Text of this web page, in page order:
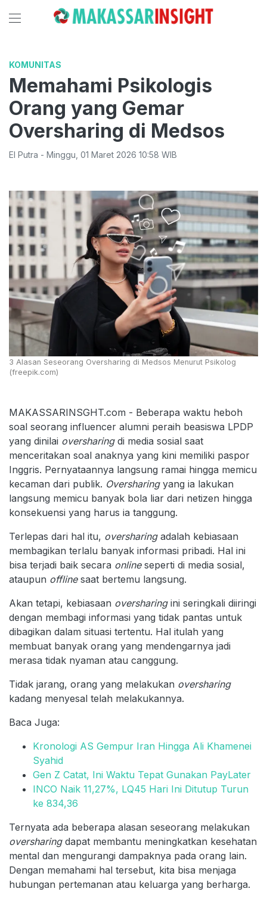
KOMUNITAS
Memahami Psikologis
Orang yang Gemar
Oversharing di Medsos
El Putra - Minggu 01 Maret 2026 10:58 WIB
3 Alasan Seseorang Oversharing di Medsos Menurut Psikolog
(freepik.com)
MAKASSARINSGHT.com - Beberapa waktu heboh
soal seorang influencer alumni peraih beasiswa LPDP
yang dinilai oversharingdi media sosial saat
menceritakan soal anaknya yang kini memiliki paspor
Inggris. Pernyataannya langsung ramai hingga memicu
kecaman dari publik. Oversharingyang ia lakukan
langsung memicu banyak bola liar dari netizen hingga
konsekuensi yang harus ia tanggung.
Terlepas dari hal itu, oversharingadalah kebiasaan
membagikan terlalu banyak informasi pribadi. Hal ini
bisa terjadi baik secara onlineseperti di media sosial,
ataupun offlinesaat bertemu langsung.
Akan tetapi, kebiasaan oversharingini seringkali diiringi
dengan membagi informasi yang tidak pantas untuk
dibagikan dalam situasi tertentu. Hal itulah yang
membuat banyak orang yang mendengarnya jadi
merasa tidak nyaman atau canggung.
Tidak jarang, orang yang melakukan oversharing
kadang menyesal telah melakukannya.
Baca Juga:
Kronologi AS Gempur Iran Hingga Ali Khamenei
Syahid
Gen Z Catat, Ini Waktu Tepat Gunakan PayLater
INCO Naik 11,27%, LQ45 Hari Ini Ditutup Turun
ke 834,36
Ternyata ada beberapa alasan seseorang melakukan
oversharingdapat membantu meningkatkan kesehatan
mental dan mengurangi dampaknya pada orang lain.
Dengan memahami hal tersebut, kita bisa menjaga
hubungan pertemanan atau keluarga yang berharga.